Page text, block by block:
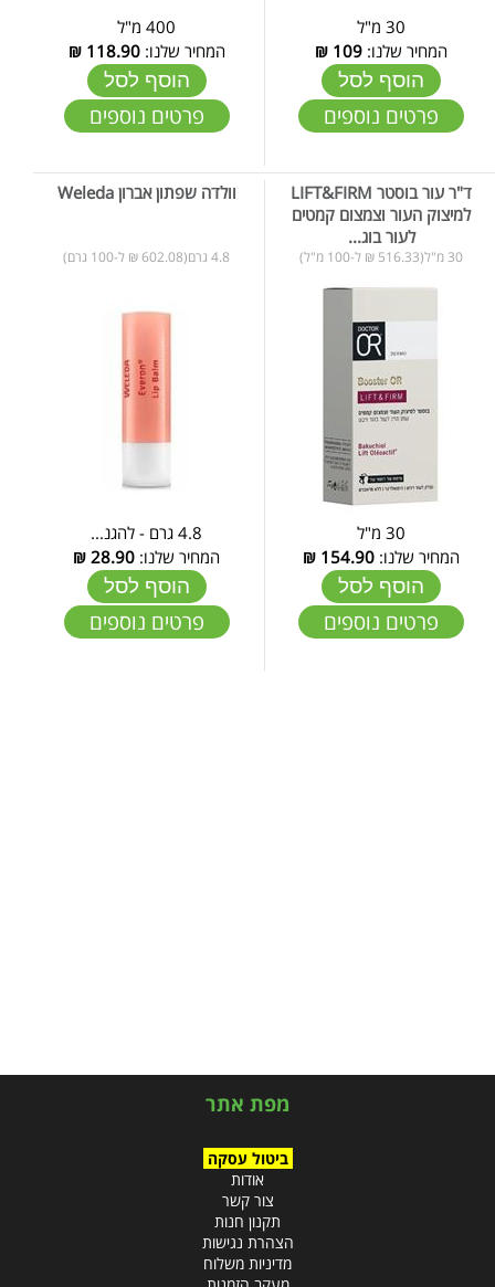
30 מ"ל
המחיר שלנו: 109
₪
הוסף לסל
פרטים נוספים
400 מ"ל
המחיר שלנו:118.90
₪
הוסף לסל
פרטים נוספים
ד"ר עור בוסטר LIFT&FIRM
למיצוק העור וצמצום קמטים
לעור בוג...
30 מ"ל(516.33 ₪ ל-100 מ"ל)
30 מ"ל
המחיר שלנו: 154.90
₪
הוסף לסל
פרטים נוספים
וולדה שפתון אברון Weleda
4.8 גרם(602.08 ₪ ל-100 גרם)
4.8 גרם - להגנ...
המחיר שלנו: 28.90
₪
הוסף לסל
פרטים נוספים
מפת אתר
ביטול עסקה
אודות
צור קשר
תקנון חנות
הצהרת נגישות
מדיניות משלוח